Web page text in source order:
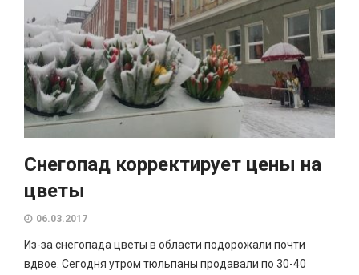
Снегопад корректирует цены на
цветы
06.03.2017
Из-за снегопада цветы в области подорожали почти
вдвое. Сегодня утром тюльпаны продавали по 30-40